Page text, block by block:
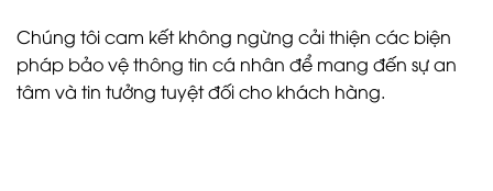
Chúng tôi cam kết không ngừng cải thiện các biện
pháp bảo vệ thông tin cá nhân để mang đến sự an
tâm và tin tưởng tuyệt đối cho khách hàng.